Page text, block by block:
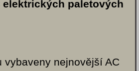
elektrických paletových
vybaveny nejnovější AC